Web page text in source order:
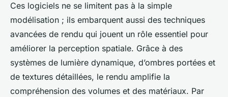
Ces logiciels ne se limitent pas à la simple
modélisation ; ils embarquent aussi des techniques
avancées de rendu qui jouent un rôle essentiel pour
améliorer la perception spatiale. Grâce à des
systèmes de lumière dynamique, d’ombres portées et
de textures détaillées, le rendu amplifie la
compréhension des volumes et des matériaux. Par